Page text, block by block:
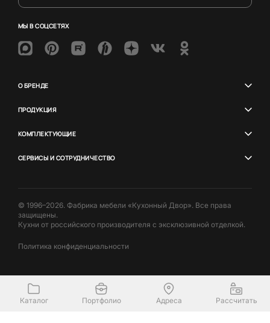
МЫ В СОЦСЕТЯХ
О БРЕНДЕ
ПРОДУКЦИЯ
КОМПЛЕКТУЮЩИЕ
СЕРВИСЫ И СОТРУДНИЧЕСТВО
© 1996–2026. Фабрика мебели «Кухонный Двор». Все права
защищены.
Кухни от российского производителя с эксклюзивной отделкой.
Политика конфиденциальности
Каталог Портфолио Адреса Рассчитать